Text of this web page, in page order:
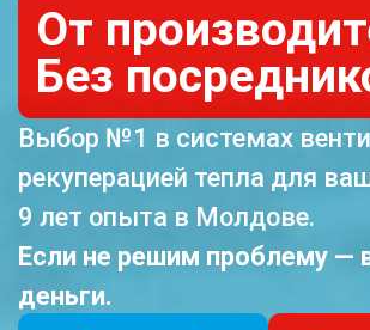
От
Без
Выбор №1 в системах
рекуперацией тепла для
9 лет опыта в Молдове.
Если не решим проблему —
деньги.